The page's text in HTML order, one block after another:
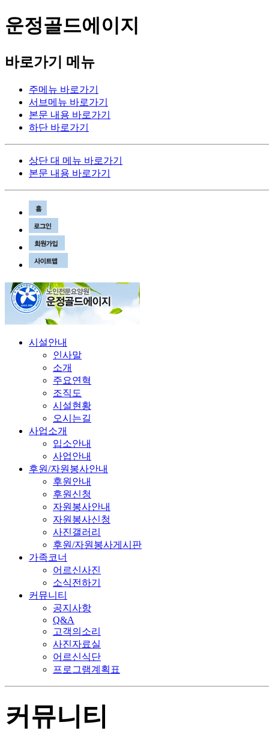
운정골드에이지
바로가기 메뉴
주메뉴 바로가기
서브메뉴 바로가기
본문 내용 바로가기
하단 바로가기
상단 대 메뉴 바로가기
본문 내용 바로가기
시설안내
인사말
소개
주요연혁
조직도
시설현황
오시는길
사업소개
입소안내
사업안내
후원/자원봉사안내
후원안내
후원신청
자원봉사안내
자원봉사신청
사진갤러리
후원/자원봉사게시판
가족코너
어르신사진
소식전하기
커뮤니티
공지사항
Q&A
고객의소리
사진자료실
어르신식단
프로그램계획표
커뮤니티